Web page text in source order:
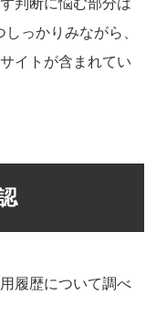
っかりみながら、
イトが含まれてい
履歴について調べ